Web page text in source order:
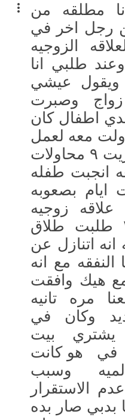
مطلقه من
من رجل اخر في
العلاقه الزوجيه
طلبي انا
ويقول عيشي
زواج وصبرت
اطفال كان
معه لعمل
طفل انابيب واجريت ٩ محاولات
انجبت طفله
ومرت ايام بصعوبه
علاقه زوجيه
وفي سنه ٢٠١٧ طلبت طلاق
اتنازل عن
مع انه
هيك وافقت
مره تانيه
وكان في
بيت
في هو كانت
٢٠ بالميه وسبب
الاستقرار
بدبي صار بده